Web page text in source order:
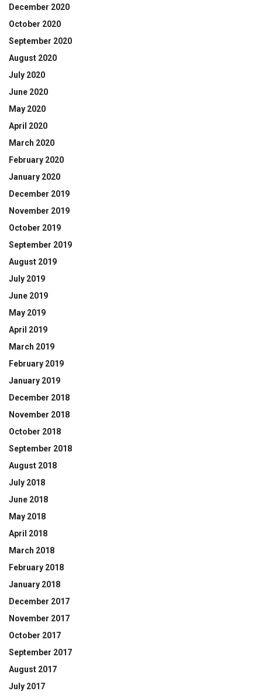
December 2020
October 2020
September 2020
August 2020
July 2020
June 2020
May 2020
April 2020
March 2020
February 2020
January 2020
December 2019
November 2019
October 2019
September 2019
August 2019
July 2019
June 2019
May 2019
April 2019
March 2019
February 2019
January 2019
December 2018
November 2018
October 2018
September 2018
August 2018
July 2018
June 2018
May 2018
April 2018
March 2018
February 2018
January 2018
December 2017
November 2017
October 2017
September 2017
August 2017
July 2017